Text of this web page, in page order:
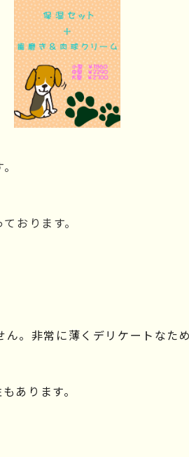
おります。
。非常に薄くデリケートなた
あります。